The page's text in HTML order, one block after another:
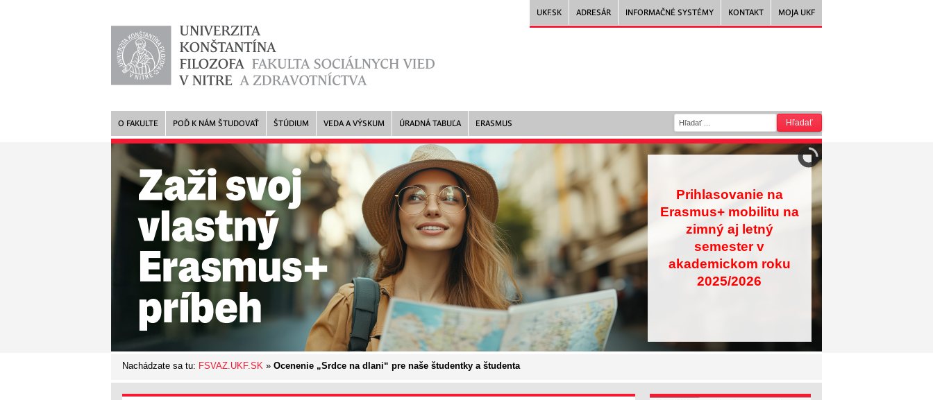
UKF.SK ADRESÁR INFORMAČNÉ SYSTÉMY KONTAKT MOJA UKF
O FAKULTE POĎ K NÁM ŠTUDOVAŤ ŠTÚDIUM VEDA A VÝSKUM ÚRADNÁ TABUĽA ERASMUS
Prihlasovanie na
Erasmus+ mobilitu na
zimný aj letný
semester v
akademickom roku
2025/2026
Nachádzate sa tu: FSVAZ.UKF.SK » Ocenenie „Srdce na dlani“ pre naše študentky a študenta